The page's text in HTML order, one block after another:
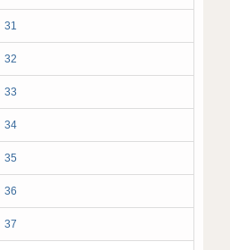
31
32
33
34
35
36
37